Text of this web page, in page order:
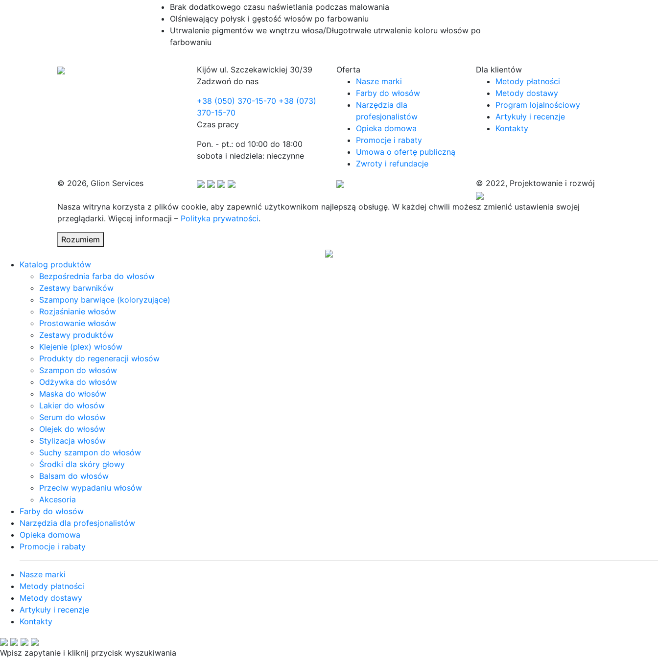
Brak dodatkowego czasu naświetlania podczas malowania
Olśniewający połysk i gęstość włosów po farbowaniu
Utrwalenie pigmentów we wnętrzu włosa/Długotrwałe utrwalenie koloru włosów po
farbowaniu
Kijów ul. Szczekawickiej 30/39
Zadzwoń do nas
+38 (050) 370-15-70 +38 (073)
370-15-70
Czas pracy
Pon. - pt.: od 10:00 do 18:00
sobota i niedziela: nieczynne
Oferta
Nasze marki
Farby do włosów
Narzędzia dla
profesjonalistów
Opieka domowa
Promocje i rabaty
Umowa o ofertę publiczną
Zwroty i refundacje
Dla klientów
Metody płatności
Metody dostawy
Program lojalnościowy
Artykuły i recenzje
Kontakty
© 2026, Glion Services © 2022, Projektowanie i rozwój
Nasza witryna korzysta z plików cookie, aby zapewnić użytkownikom najlepszą obsługę. W każdej chwili możesz zmienić ustawienia swojej
przeglądarki. Więcej informacji – Polityka prywatności.
Rozumiem
Katalog produktów
Bezpośrednia farba do włosów
Zestawy barwników
Szampony barwiące (koloryzujące)
Rozjaśnianie włosów
Prostowanie włosów
Zestawy produktów
Klejenie (plex) włosów
Produkty do regeneracji włosów
Szampon do włosów
Odżywka do włosów
Maska do włosów
Lakier do włosów
Serum do włosów
Olejek do włosów
Stylizacja włosów
Suchy szampon do włosów
Środki dla skóry głowy
Balsam do włosów
Przeciw wypadaniu włosów
Akcesoria
Farby do włosów
Narzędzia dla profesjonalistów
Opieka domowa
Promocje i rabaty
Nasze marki
Metody płatności
Metody dostawy
Artykuły i recenzje
Kontakty
Wpisz zapytanie i kliknij przycisk wyszukiwania